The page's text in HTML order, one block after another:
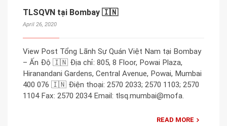
TLSQVN tại Bombay 🇮🇳
April 26, 2020
View Post Tổng Lãnh Sự Quán Việt Nam tại Bombay
– Ấn Độ 🇮🇳 Địa chỉ: 805, 8 Floor, Powai Plaza,
Hiranandani Gardens, Central Avenue, Powai, Mumbai
400 076 🇮🇳 Điện thoại: 2570 2033; 2570 1103; 2570
1104 Fax: 2570 2034 Email: tlsq.mumbai@mofa.
READ MORE